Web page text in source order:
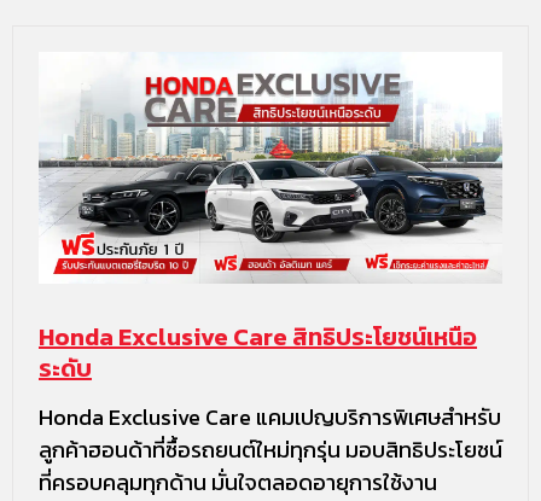
Honda Exclusive Care สิทธิประโยชน์เหนือ
ระดับ
Honda Exclusive Care แคมเปญบริการพิเศษสำหรับ
ลูกค้าฮอนด้าที่ซื้อรถยนต์ใหม่ทุกรุ่น มอบสิทธิประโยชน์
ที่ครอบคลุมทุกด้าน มั่นใจตลอดอายุการใช้งาน